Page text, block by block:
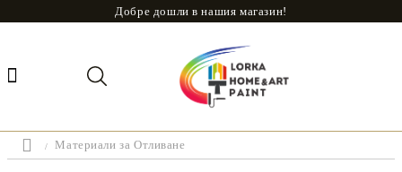
Добре дошли в нашия магазин!
Материали за Отливане